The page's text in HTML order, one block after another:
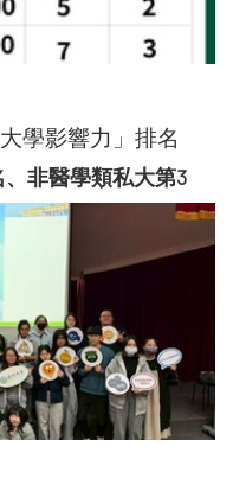
學影響力」排名
非醫學類私大第3